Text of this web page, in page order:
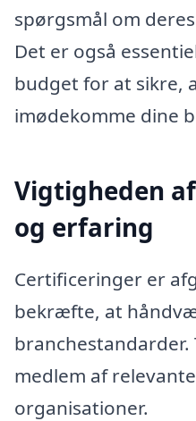
spørgsmål om
Det er også
budget for at sikre,
imødekomme dine
Vigtigheden
og erfaring
Certificeringer er
bekræfte, at
branchestandarder.
medlem af
organisationer.